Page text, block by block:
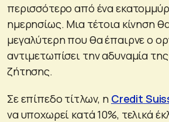
περισσότερο από ένα
ημερησίως. Μια τέτοια κίνηση
μεγαλύτερη που θα έπαιρνε ο
αντιμετωπίσει την αδυναμία
ζήτησης.
Σε επίπεδο τίτλων, η Credit
να υποχωρεί κατά 10%, τελικά